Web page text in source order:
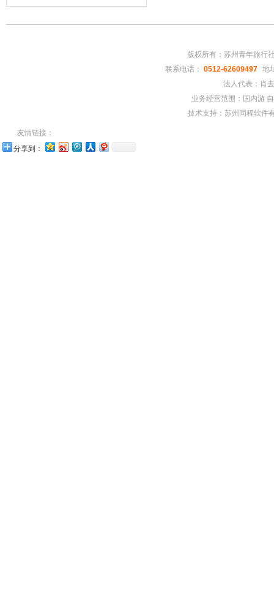
版权所有：苏州青年旅行
联系电话： 0512-62609497
地
法人代表：肖
业务经营范围：国内游
技术支持：苏州同程软件
友情链接：
分享到：